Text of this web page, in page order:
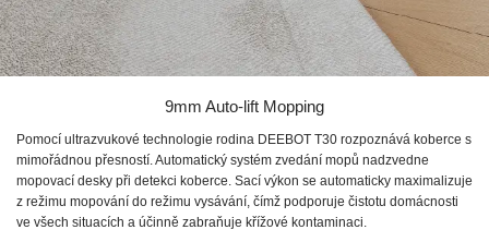
9mm Auto-lift Mopping
Pomocí ultrazvukové technologie rodina DEEBOT T30 rozpoznává koberce s
mimořádnou přesností. Automatický systém zvedání mopů nadzvedne
mopovací desky při detekci koberce. Sací výkon se automaticky maximalizuje
z režimu mopování do režimu vysávání, čímž podporuje čistotu domácnosti
ve všech situacích a účinně zabraňuje křížové kontaminaci.